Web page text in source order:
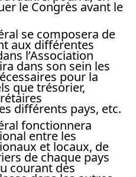
le Congrès avant le
se composera de
aux différentes
l’Association
dans son sein les
pour la
que trésorier,
différents pays, etc.
fonctionnera
entre les
et locaux, de
de chaque pays
courant des